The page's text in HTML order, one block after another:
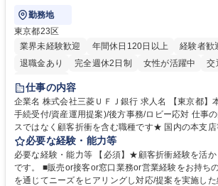
勤務地
東京都23区
業界未経験歓迎
年間休日120日以上 経験者歓
退職金あり
完全週休2日制 女性が活躍中
交
土日祝休み
仕事の内容
企業名 株式会社三菱ＵＦＪ銀行 求人名 【東京都】本支店の窓口業務(事務
手続受付/資産運用提案)/後方事務/ロビー応対 仕事の内容 ★バックオフィ
スではなく顧客折衝を含む職種です★ 国内の本支
事していただきます。 ■窓口/後方/ロビーにて事務手
ーション、お客様対応 ■窓口にて、ご来店された個人のお客様に対して金
融商品のご提案 ■効率的な事務運用の検討・構築等
に必ずご覧ください≫ ※記事 https://
必要な経験・能力等
必要な経験・能力等 【必須】★顧客折衝経験を活
です。 ■販売or接客or窓口業務or営業経験をお持ち
を通じてニーズをヒアリングし対応/提案を実施した経験必須 ■